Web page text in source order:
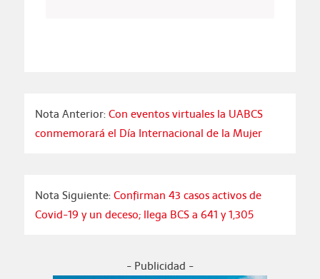
Nota Anterior:Con eventos virtuales la UABCS
conmemorará el Día Internacional de la Mujer
Nota Siguiente:Confirman 43 casos activos de
Covid-19 y un deceso; llega BCS a 641 y 1,305
- Publicidad -